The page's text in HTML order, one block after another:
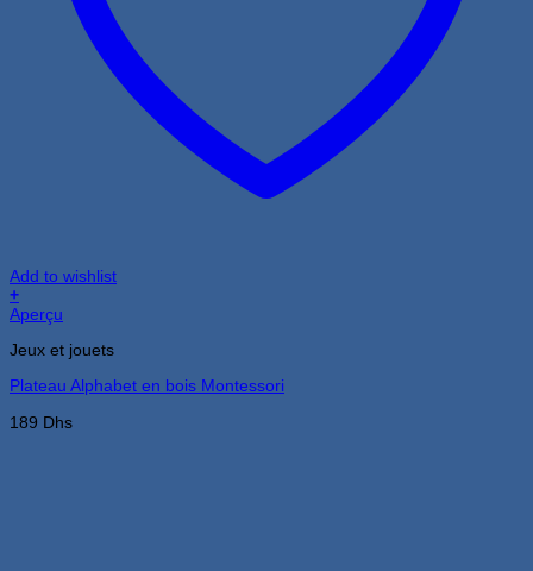
Add to wishlist
+
Aperçu
Jeux et jouets
Plateau Alphabet en bois Montessori
189 Dhs